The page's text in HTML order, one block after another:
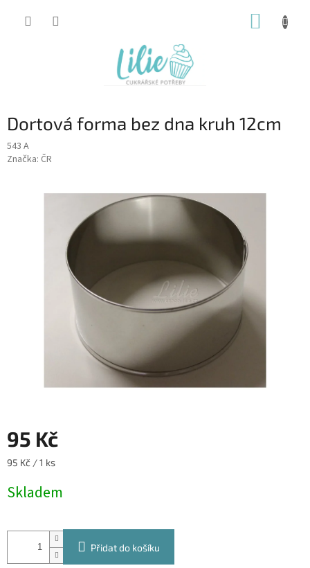
Dortová forma bez dna kruh 12cm
543 A
Značka: ČR
95 Kč
Měrná
95 Kč / 1 ks
Skladem
Přidat do košíku